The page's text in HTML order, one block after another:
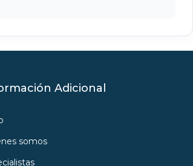
Adicional
somos